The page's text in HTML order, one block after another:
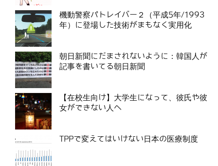
機動警察パトレイバー２（平成5年/1993
年）に登場した技術がまもなく実用化
朝日新聞にだまされないように：韓国人が
記事を書いてる朝日新聞
【在校生向け】大学生になって、彼氏や彼
女ができない人へ
TPPで変えてはいけない日本の医療制度